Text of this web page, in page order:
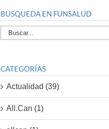
BUSQUEDA EN FUNSALUD
Buscar
por:
CATEGORÍAS
Actualidad (39)
All.Can (1)